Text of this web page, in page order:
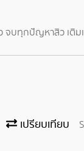
จบทุกปัญหาสิว เ
เปรียบเทียบ